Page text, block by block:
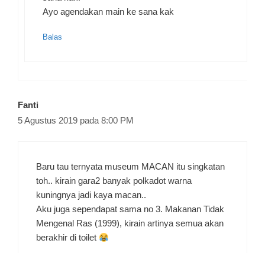
Ayo agendakan main ke sana kak
Balas
Fanti
5 Agustus 2019 pada 8:00 PM
Baru tau ternyata museum MACAN itu singkatan
toh.. kirain gara2 banyak polkadot warna
kuningnya jadi kaya macan..
Aku juga sependapat sama no 3. Makanan Tidak
Mengenal Ras (1999), kirain artinya semua akan
berakhir di toilet